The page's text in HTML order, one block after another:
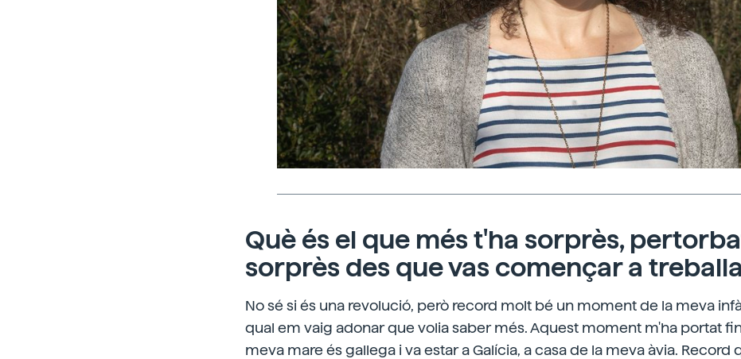
Què és el que més t'ha sorprès,
sorprès des que vas començar a
No sé si és una revolució, però record molt bé un moment de la meva
qual em vaig adonar que volia saber més. Aquest moment m'ha portat
meva mare és gallega i va estar a Galícia, a casa de la meva àvia. Record